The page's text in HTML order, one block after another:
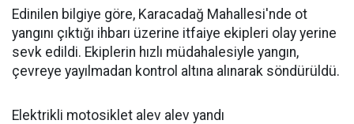
Edinilen bilgiye göre, Karacadağ Mahallesi'nde ot
yangını çıktığı ihbarı üzerine itfaiye ekipleri olay yerine
sevk edildi. Ekiplerin hızlı müdahalesiyle yangın,
çevreye yayılmadan kontrol altına alınarak söndürüldü.
Elektrikli motosiklet alev alev yandı